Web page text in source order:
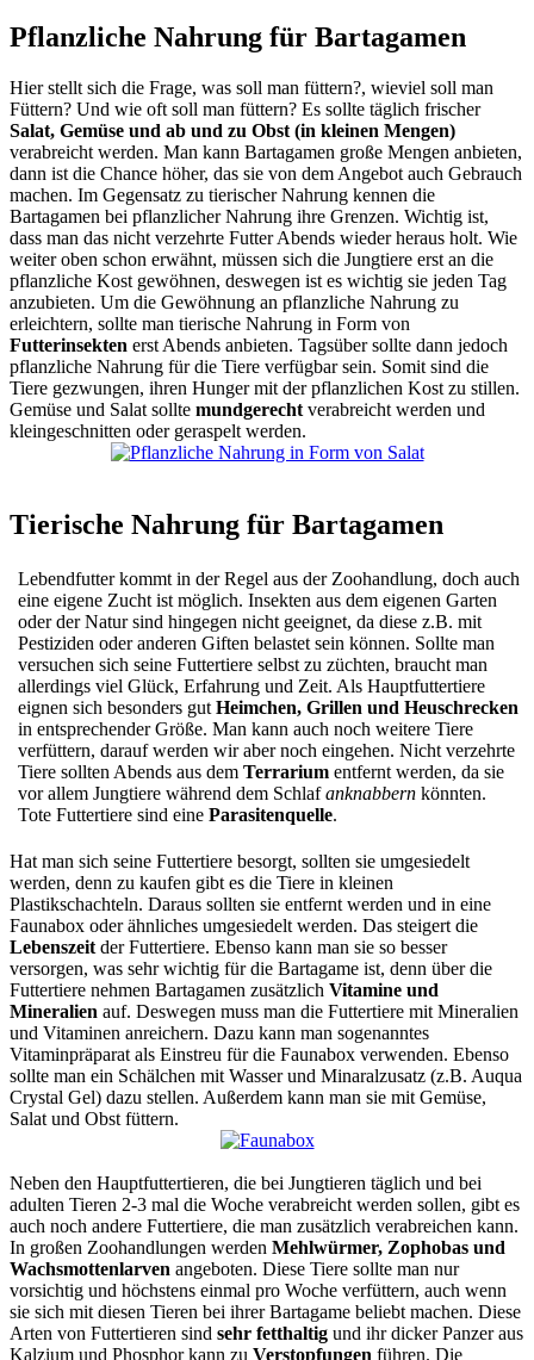
Pflanzliche Nahrung für Bartagamen
Hier stellt sich die Frage, was soll man füttern?, wieviel soll man
Füttern? Und wie oft soll man füttern? Es sollte täglich frischer
Salat, Gemüse und ab und zu Obst (in kleinen Mengen)
verabreicht werden. Man kann Bartagamen große Mengen anbieten,
dann ist die Chance höher, das sie von dem Angebot auch Gebrauch
machen. Im Gegensatz zu tierischer Nahrung kennen die
Bartagamen bei pflanzlicher Nahrung ihre Grenzen. Wichtig ist,
dass man das nicht verzehrte Futter Abends wieder heraus holt. Wie
weiter oben schon erwähnt, müssen sich die Jungtiere erst an die
pflanzliche Kost gewöhnen, deswegen ist es wichtig sie jeden Tag
anzubieten. Um die Gewöhnung an pflanzliche Nahrung zu
erleichtern, sollte man tierische Nahrung in Form von
Futterinsekten erst Abends anbieten. Tagsüber sollte dann jedoch
pflanzliche Nahrung für die Tiere verfügbar sein. Somit sind die
Tiere gezwungen, ihren Hunger mit der pflanzlichen Kost zu stillen.
Gemüse und Salat sollte mundgerecht verabreicht werden und
kleingeschnitten oder geraspelt werden.
Tierische Nahrung für Bartagamen
Lebendfutter kommt in der Regel aus der Zoohandlung, doch auch
eine eigene Zucht ist möglich. Insekten aus dem eigenen Garten
oder der Natur sind hingegen nicht geeignet, da diese z.B. mit
Pestiziden oder anderen Giften belastet sein können. Sollte man
versuchen sich seine Futtertiere selbst zu züchten, braucht man
allerdings viel Glück, Erfahrung und Zeit. Als Hauptfuttertiere
eignen sich besonders gut Heimchen, Grillen und Heuschrecken
in entsprechender Größe. Man kann auch noch weitere Tiere
verfüttern, darauf werden wir aber noch eingehen. Nicht verzehrte
Tiere sollten Abends aus dem Terrarium entfernt werden, da sie
vor allem Jungtiere während dem Schlafanknabbern könnten.
Tote Futtertiere sind eine Parasitenquelle.
Hat man sich seine Futtertiere besorgt, sollten sie umgesiedelt
werden, denn zu kaufen gibt es die Tiere in kleinen
Plastikschachteln. Daraus sollten sie entfernt werden und in eine
Faunabox oder ähnliches umgesiedelt werden. Das steigert die
Lebenszeit der Futtertiere. Ebenso kann man sie so besser
versorgen, was sehr wichtig für die Bartagame ist, denn über die
Futtertiere nehmen Bartagamen zusätzlich Vitamine und
Mineralien auf. Deswegen muss man die Futtertiere mit Mineralien
und Vitaminen anreichern. Dazu kann man sogenanntes
Vitaminpräparat als Einstreu für die Faunabox verwenden. Ebenso
sollte man ein Schälchen mit Wasser und Minaralzusatz (z.B. Auqua
Crystal Gel) dazu stellen. Außerdem kann man sie mit Gemüse,
Salat und Obst füttern.
Neben den Hauptfuttertieren, die bei Jungtieren täglich und bei
adulten Tieren 2-3 mal die Woche verabreicht werden sollen, gibt es
auch noch andere Futtertiere, die man zusätzlich verabreichen kann.
In großen Zoohandlungen werden Mehlwürmer, Zophobas und
Wachsmottenlarven angeboten. Diese Tiere sollte man nur
vorsichtig und höchstens einmal pro Woche verfüttern, auch wenn
sie sich mit diesen Tieren bei ihrer Bartagame beliebt machen. Diese
Arten von Futtertieren sind sehr fetthaltig und ihr dicker Panzer aus
Kalzium und Phosphor kann zu Verstopfungen führen. Die